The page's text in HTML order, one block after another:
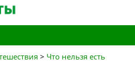
> Что нельзя есть